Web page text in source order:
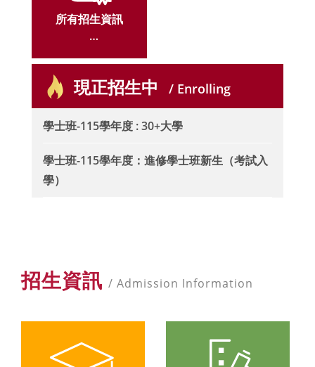
所有招生資訊
N
現正招生中 / Enrolling
學士班-115學年度 : 30+大學
學士班-115學年度：進修學士班新生（考試入
學）
招生資訊 / Admission Information